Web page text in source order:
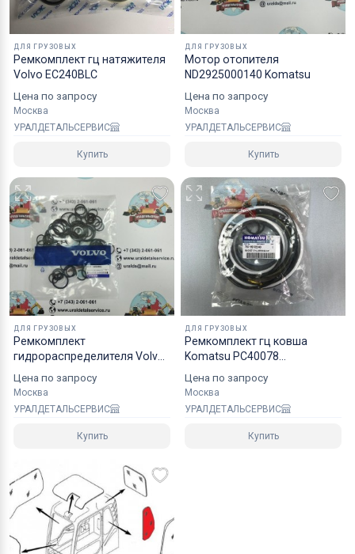
хрупких грузов.
Коробки оптимального размера и с
надежным уровнем защиты.
мероприятия по оформлению документов и
перевозке вашего заказа в любой регион РФ, в
ДЛЯ ГРУЗОВЫХ
Ремкомплект гц натяжителя
Volvo EC240BLC
Цена по запросу
Москва
УРАЛДЕТАЛЬСЕРВИС
Купить
ДЛЯ ГРУЗОВЫХ
Мотор отопителя
ND2925000140 Komatsu
Цена по запросу
Москва
УРАЛДЕТАЛЬСЕРВИС
Купить
ДЛЯ ГРУЗОВЫХ
Ремкомплект
гидрораспределителя Volvo
Цена по запросу
Москва
УРАЛДЕТАЛЬСЕРВИС
Купить
ДЛЯ ГРУЗОВЫХ
Ремкомплект гц ковша
Komatsu PC40078
Цена по запросу
Москва
УРАЛДЕТАЛЬСЕРВИС
Купить